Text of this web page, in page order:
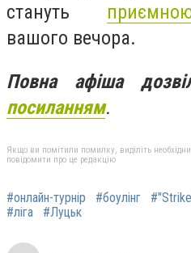
стануть
вашого вечора.
Повна афіша
посиланням.
Якщо ви помітили помилку, виділіть
повідомити про це редакцію
#онлайн-турнір #боулінг
#ліга
#Луцьк